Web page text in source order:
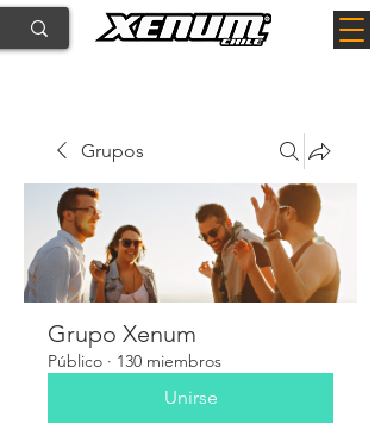
Grupos
Grupo Xenum
Público · 130 miembros
Unirse